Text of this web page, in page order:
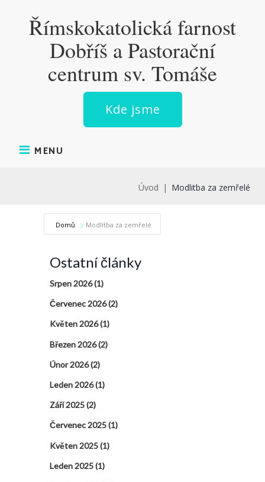
Římskokatolická farnost
Dobříš a Pastorační
centrum sv. Tomáše
Kde jsme
MENU
Úvod | Modlitba za zemřelé
Domů Modlitba za zemřelé
Ostatní články
Srpen 2026(1)
Červenec 2026(2)
Květen 2026(1)
Březen 2026(2)
Únor 2026(2)
Leden 2026(1)
Září 2025(2)
Červenec 2025(1)
Květen 2025(1)
Leden 2025(1)